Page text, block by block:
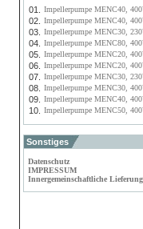
01. Impellerpumpe MENC40,
02. Impellerpumpe MENC40,
03. Impellerpumpe MENC30,
04. Impellerpumpe MENC80,
05. Impellerpumpe MENC20,
06. Impellerpumpe MENC20,
07. Impellerpumpe MENC30,
08. Impellerpumpe MENC30,
09. Impellerpumpe MENC40,
10. Impellerpumpe MENC50,
Sonstiges
Datenschutz
IMPRESSUM
Innergemeinschaftliche Lieferung